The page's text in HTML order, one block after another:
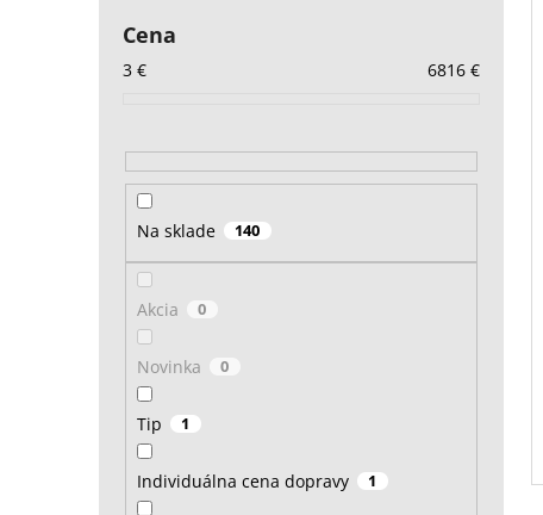
Cena
3 € 6816 €
Na sklade 140
Akcia 0
Novinka 0
Tip 1
Individuálna cena dopravy 1